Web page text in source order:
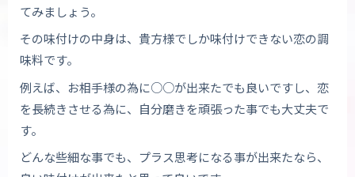
てみましょう。
その味付けの中身は、貴方様でしか味付けできない恋の調
味料です。
例えば、お相手様の為に○○が出来たでも良いですし、恋
を長続きさせる為に、自分磨きを頑張った事でも大丈夫で
す。
どんな些細な事でも、プラス思考になる事が出来たなら、